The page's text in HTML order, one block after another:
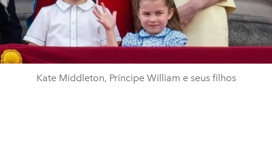
Kate Middleton, Príncipe William e seus filhos